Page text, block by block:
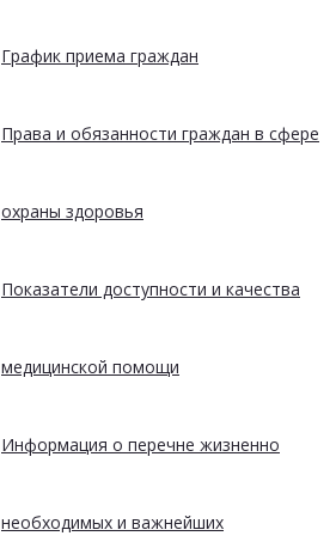
График приема граждан
Права и обязанности граждан в сфере
охраны здоровья
Показатели доступности и качества
медицинской помощи
Информация о перечне жизненно
необходимых и важнейших